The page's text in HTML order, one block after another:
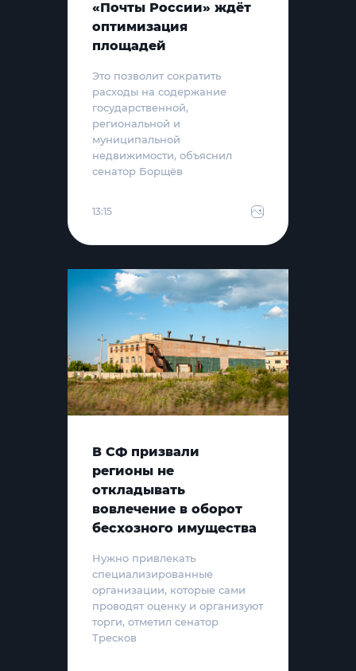
«Почты России» ждёт
оптимизация
площадей
Это позволит сократить
расходы на содержание
государственной,
региональной и
муниципальной
недвижимости, объяснил
сенатор Борщёв
13:15
В СФ призвали
регионы не
откладывать
вовлечение в оборот
бесхозного имущества
Нужно привлекать
специализированные
организации, которые сами
проводят оценку и организуют
торги, отметил сенатор
Тресков